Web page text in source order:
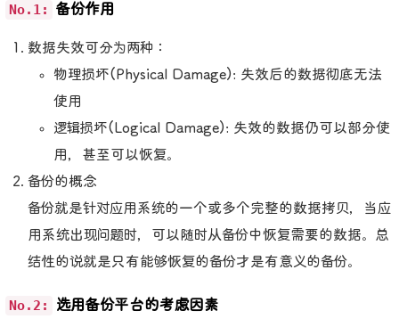
No.1: 备份作用
数据失效可分为两种：
物理损坏(Physical Damage): 失效后的数据彻底无法
使用
逻辑损坏(Logical Damage): 失效的数据仍可以部分使
用，甚至可以恢复。
备份的概念
备份就是针对应用系统的一个或多个完整的数据拷贝，当应
用系统出现问题时，可以随时从备份中恢复需要的数据。总
结性的说就是只有能够恢复的备份才是有意义的备份。
No.2: 选用备份平台的考虑因素